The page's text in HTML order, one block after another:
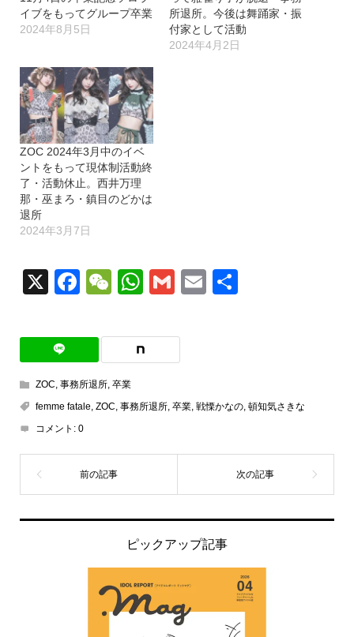
イブをもってグループ卒業
2024年8月5日
所退所。今後は舞踊家・振
付家として活動
2024年4月2日
ZOC 2024年3月中のイベ
ントをもって現体制活動終
了・活動休止。西井万理
那・巫まろ・鎮目のどかは
退所
2024年3月7日
X Facebook
WeChat
WhatsApp
GmailEmail
ZOC 事務所退所, 卒業
femme fatale ZOC 事務所退所, 卒業, 戦慄かなの, 頓知気さきな
コメント: 0
ピックアップ記事